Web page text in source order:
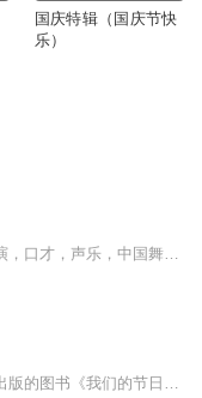
国庆特辑（国庆节快
乐）